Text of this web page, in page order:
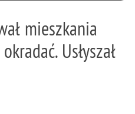
mieszkania
Usłyszał